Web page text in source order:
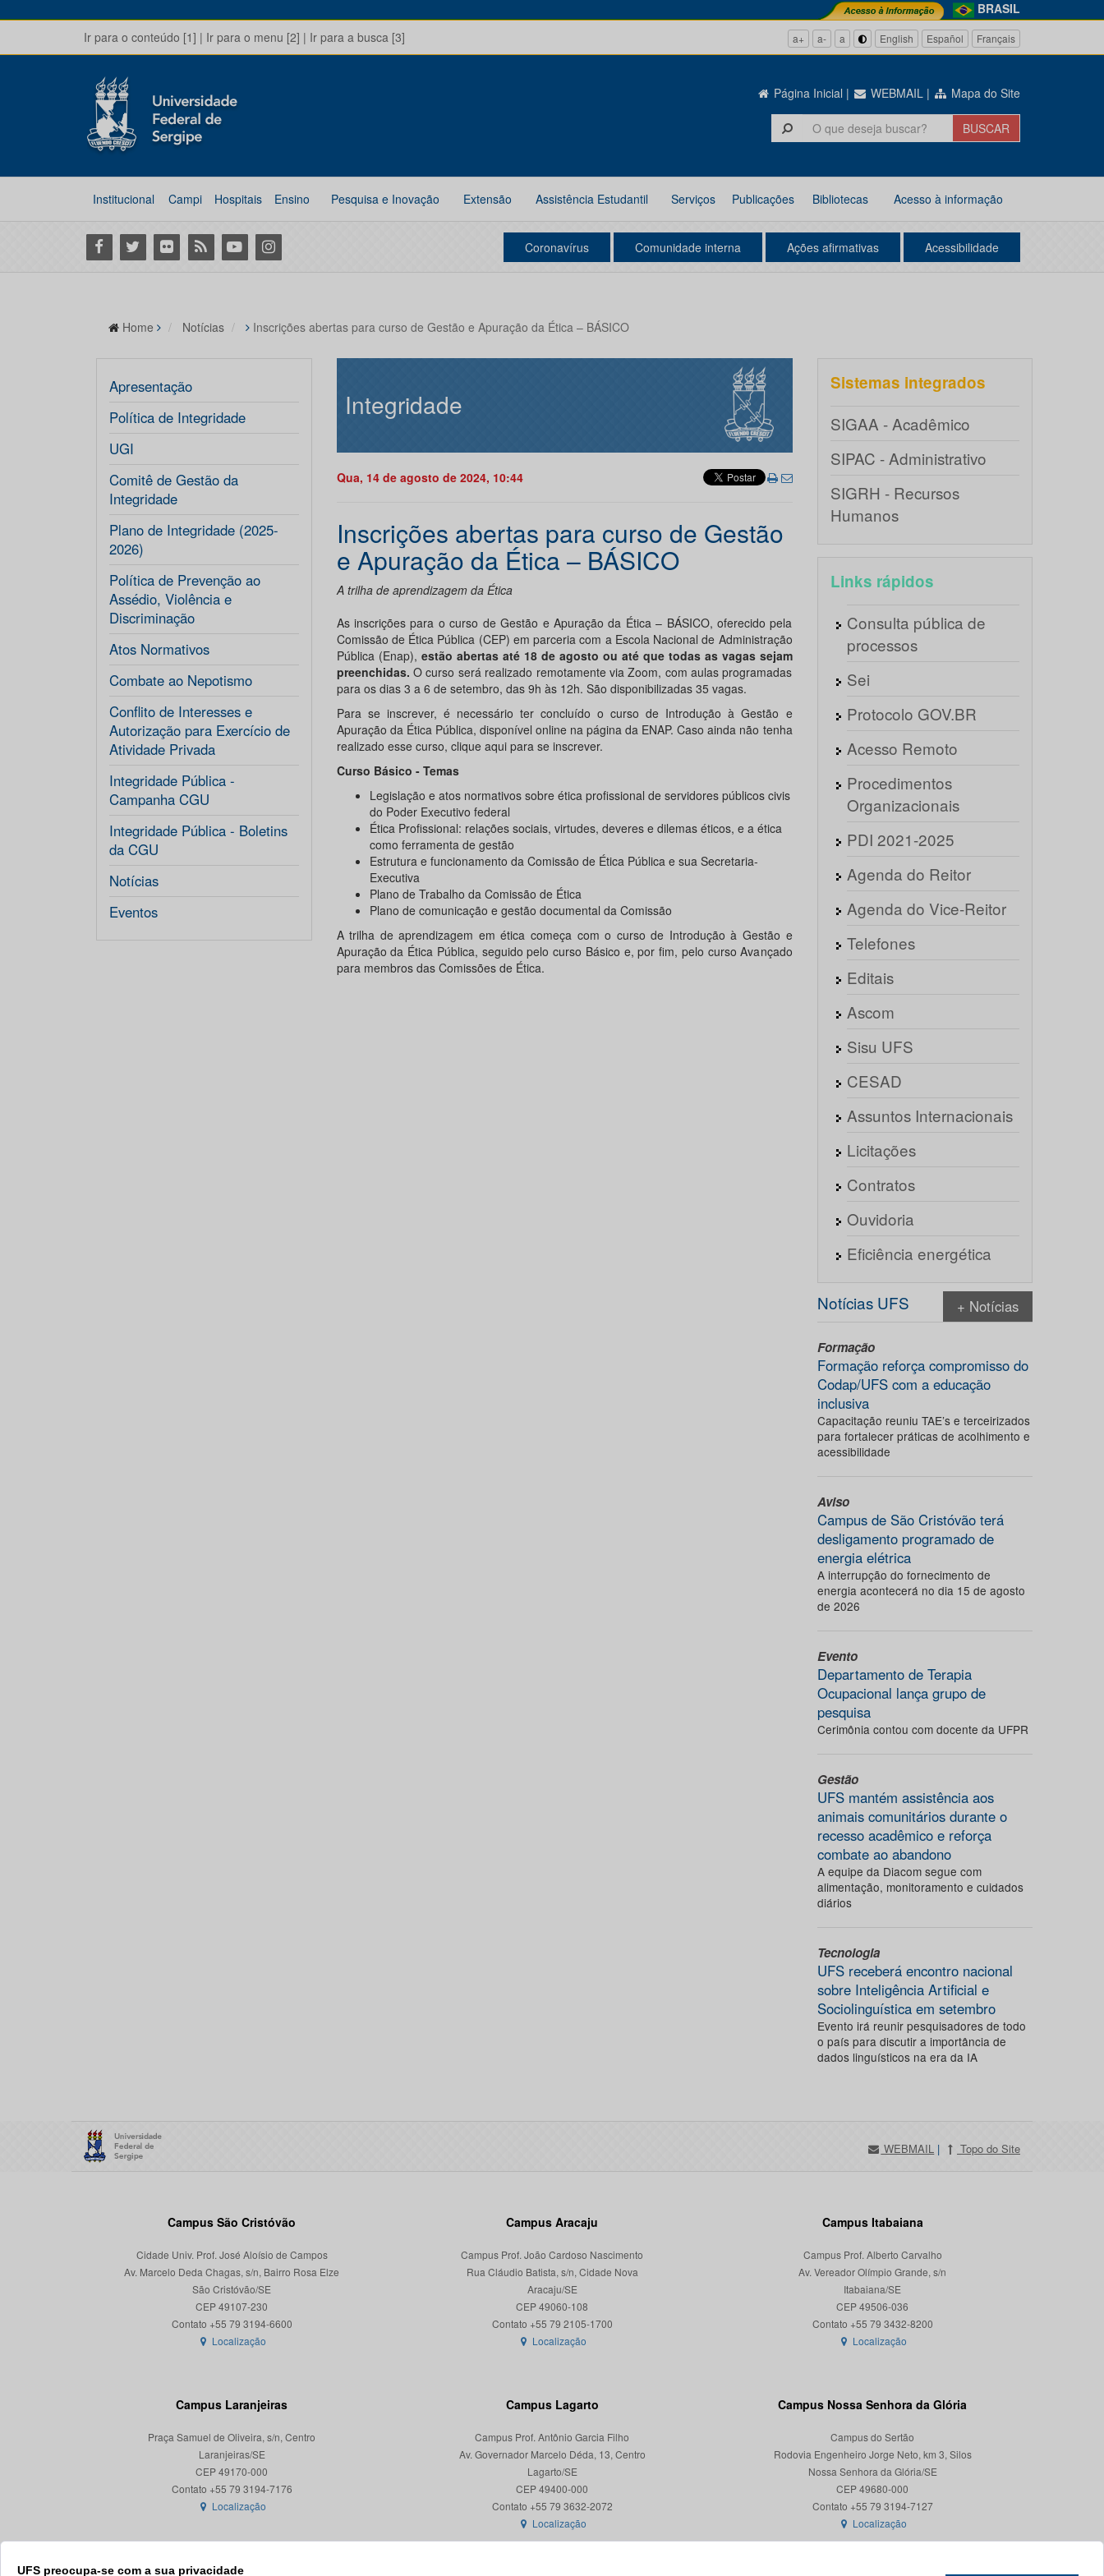
BRASIL
Ir para o conteúdo [1] | Ir para o menu [2] | Ir para a busca [3] a+ a- a English Español Français
Página Inicial | WEBMAIL | Mapa do Site
Institucional Campi Hospitais Ensino Pesquisa e Inovação Extensão Assistência Estudantil Serviços Publicações Bibliotecas Acesso à informação
Facebook
Twitter Flickr RSS YoutubeInstagram Coronavírus Comunidade interna Ações afirmativas Acessibilidade
UFS preocupa-se com a sua privacidade
Home Notícias Inscrições abertas para curso de Gestão e Apuração da Ética – BÁSICO
Apresentação
Política de Integridade
UGI
Comitê de Gestão da
Integridade
Plano de Integridade (2025-
2026)
Política de Prevenção ao
Assédio, Violência e
Discriminação
Atos Normativos
Combate ao Nepotismo
Conflito de Interesses e
Autorização para Exercício de
Atividade Privada
Integridade Pública -
Campanha CGU
Integridade Pública - Boletins
da CGU
Notícias
Eventos
Integridade
Qua, 14 de agosto de 2024, 10:44
Inscrições abertas para curso de Gestão
e Apuração da Ética – BÁSICO
A trilha de aprendizagem da Ética
As inscrições para o curso de Gestão e Apuração da Ética – BÁSICO, oferecido pela
Comissão de Ética Pública (CEP) em parceria com a Escola Nacional de Administração
Pública (Enap), estão abertas até 18 de agosto ou até que todas as vagas sejam
preenchidas. O curso será realizado remotamente via Zoom, com aulas programadas
para os dias 3 a 6 de setembro, das 9h às 12h. São disponibilizadas 35 vagas.
Para se inscrever, é necessário ter concluído o curso de Introdução à Gestão e
Apuração da Ética Pública, disponível online na página da ENAP. Caso ainda não tenha
realizado esse curso, clique aqui para se inscrever.
Curso Básico - Temas
Legislação e atos normativos sobre ética profissional de servidores públicos civis
do Poder Executivo federal
Ética Profissional: relações sociais, virtudes, deveres e dilemas éticos, e a ética
como ferramenta de gestão
Estrutura e funcionamento da Comissão de Ética Pública e sua Secretaria-
Executiva
Plano de Trabalho da Comissão de Ética
Plano de comunicação e gestão documental da Comissão
A trilha de aprendizagem em ética começa com o curso de Introdução à Gestão e
Apuração da Ética Pública, seguido pelo curso Básico e, por fim, pelo curso Avançado
para membros das Comissões de Ética.
Sistemas integrados
SIGAA - Acadêmico
SIPAC - Administrativo
SIGRH - Recursos
Humanos
Links rápidos
Consulta pública de
processos
Sei
Protocolo GOV.BR
Acesso Remoto
Procedimentos
Organizacionais
PDI 2021-2025
Agenda do Reitor
Agenda do Vice-Reitor
Telefones
Editais
Ascom
Sisu UFS
CESAD
Assuntos Internacionais
Licitações
Contratos
Ouvidoria
Eficiência energética
Notícias UFS + Notícias
Formação
Formação reforça compromisso do
Codap/UFS com a educação
inclusiva
Capacitação reuniu TAE’s e terceirizados
para fortalecer práticas de acolhimento e
acessibilidade
Aviso
Campus de São Cristóvão terá
desligamento programado de
energia elétrica
A interrupção do fornecimento de
energia acontecerá no dia 15 de agosto
de 2026
Evento
Departamento de Terapia
Ocupacional lança grupo de
pesquisa
Cerimônia contou com docente da UFPR
Gestão
UFS mantém assistência aos
animais comunitários durante o
recesso acadêmico e reforça
combate ao abandono
A equipe da Diacom segue com
alimentação, monitoramento e cuidados
diários
Tecnologia
UFS receberá encontro nacional
sobre Inteligência Artificial e
Sociolinguística em setembro
Evento irá reunir pesquisadores de todo
o país para discutir a importância de
dados linguísticos na era da IA
WEBMAIL | Topo do Site
Campus São Cristóvão
Cidade Univ. Prof. José Aloísio de Campos
Av. Marcelo Deda Chagas, s/n, Bairro Rosa Elze
São Cristóvão/SE
CEP 49107-230
Localização
Campus Aracaju
Campus Prof. João Cardoso Nascimento
Rua Cláudio Batista, s/n, Cidade Nova
Aracaju/SE
CEP 49060-108
Localização
Campus Itabaiana
Campus Prof. Alberto Carvalho
Av. Vereador Olímpio Grande, s/n
Itabaiana/SE
CEP 49506-036
Localização
Campus Laranjeiras
Praça Samuel de Oliveira, s/n, Centro
Laranjeiras/SE
CEP 49170-000
Localização
Campus Lagarto
Campus Prof. Antônio Garcia Filho
Av. Governador Marcelo Déda, 13, Centro
Lagarto/SE
CEP 49400-000
Localização
Campus Nossa Senhora da Glória
Campus do Sertão
Rodovia Engenheiro Jorge Neto, km 3, Silos
Nossa Senhora da Glória/SE
CEP 49680-000
Contato +55 79 3194-7127
Localização